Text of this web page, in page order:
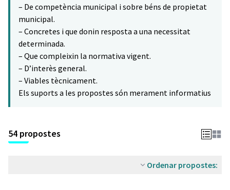
– De competència municipal i sobre béns de propietat
municipal.
– Concretes i que donin resposta a una necessitat
determinada.
– Que compleixin la normativa vigent.
– D’interès general.
– Viables tècnicament.
Els suports a les propostes són merament informatius
54 propostes
Ordenar propostes: